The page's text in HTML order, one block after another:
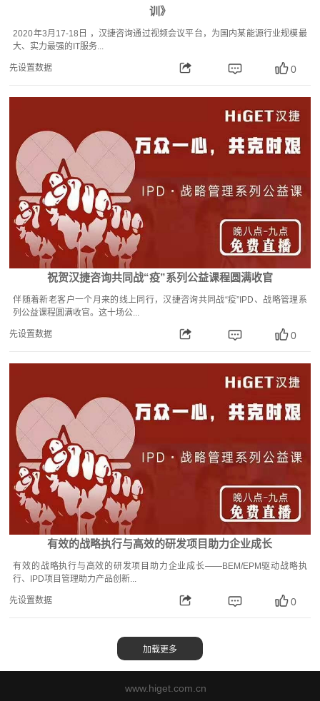
训》
2020年3月17-18日 ，汉捷咨询通过视频会议平台，为国内某能源行业规模最
大、实力最强的IT服务...
先设置数据 0
祝贺汉捷咨询共同战“疫”系列公益课程圆满收官
伴随着新老客户一个月来的线上同行，汉捷咨询共同战“疫”IPD、战略管理系
列公益课程圆满收官。这十场公...
先设置数据 0
有效的战略执行与高效的研发项目助力企业成长
有效的战略执行与高效的研发项目助力企业成长——BEM/EPM驱动战略执
行、IPD项目管理助力产品创新...
先设置数据 0
www.higet.com.cn